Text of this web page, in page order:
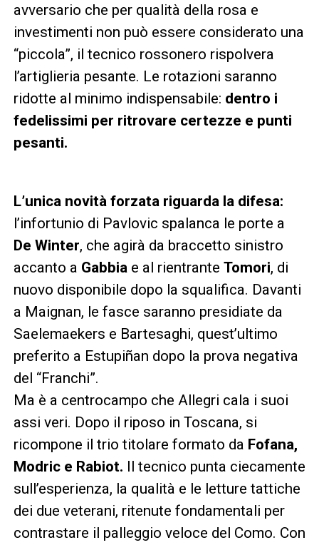
avversario che per qualità della rosa e
investimenti non può essere considerato una
“piccola”, il tecnico rossonero rispolvera
l’artiglieria pesante. Le rotazioni saranno
ridotte al minimo indispensabile: dentro i
fedelissimi per ritrovare certezze e punti
pesanti.
L’unica novità forzata riguarda la difesa:
l’infortunio di Pavlovic spalanca le porte a
De Winter, che agirà da braccetto sinistro
accanto a Gabbia e al rientrante Tomori, di
nuovo disponibile dopo la squalifica. Davanti
a Maignan, le fasce saranno presidiate da
Saelemaekers e Bartesaghi, quest’ultimo
preferito a Estupiñan dopo la prova negativa
del “Franchi”.
Ma è a centrocampo che Allegri cala i suoi
assi veri. Dopo il riposo in Toscana, si
ricompone il trio titolare formato da Fofana,
Modric e Rabiot. Il tecnico punta ciecamente
sull’esperienza, la qualità e le letture tattiche
dei due veterani, ritenute fondamentali per
contrastare il palleggio veloce del Como. Con